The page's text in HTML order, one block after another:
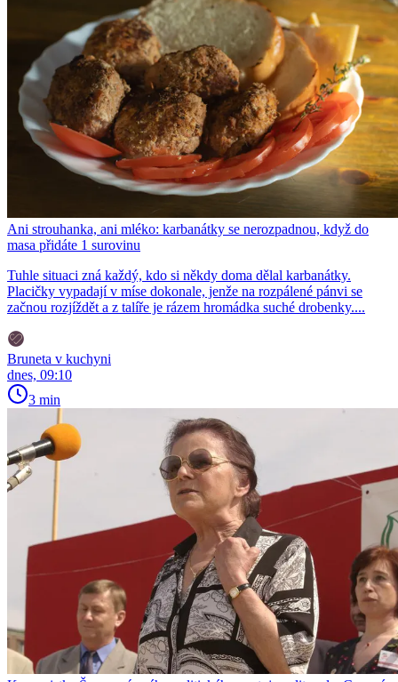
Ani strouhanka, ani mléko: karbanátky se nerozpadnou, když do
masa přidáte 1 surovinu
Tuhle situaci zná každý, kdo si někdy doma dělal karbanátky.
Placičky vypadají v míse dokonale, jenže na rozpálené pánvi se
začnou rozjíždět a z talíře je rázem hromádka suché drobenky....
Bruneta v kuchyni
dnes, 09:10
3 min